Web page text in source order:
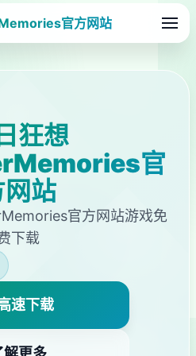
官方网站
狂想
官
网站
官方网站游戏免
下载
速下载